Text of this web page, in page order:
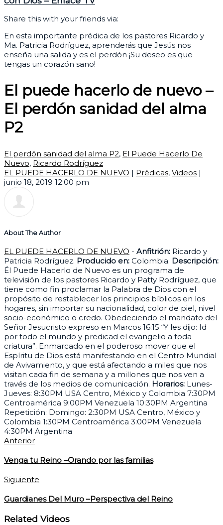
Share this with your friends via:
En esta importante prédica de los pastores Ricardo y
Ma. Patricia Rodríguez, aprenderás que Jesús nos
enseña una salida y es el perdón ¡Su deseo es que
tengas un corazón sano!
El puede hacerlo de nuevo –
El perdón sanidad del alma
P2
El perdón sanidad del alma P2, El Puede Hacerlo De
Nuevo, Ricardo Rodríguez
EL PUEDE HACERLO DE NUEVO | Prédicas, Videos |
junio 18, 2019 12:00 pm
About The Author
EL PUEDE HACERLO DE NUEVO - Anfitrión: Ricardo y
Patricia Rodríguez. Producido en: Colombia. Descripción:
Él Puede Hacerlo de Nuevo es un programa de
televisión de los pastores Ricardo y Patty Rodríguez, que
tiene como fin proclamar la Palabra de Dios con el
propósito de restablecer los principios bíblicos en los
hogares, sin importar su nacionalidad, color de piel, nivel
socio-económico o credo. Obedeciendo el mandato del
Señor Jesucristo expreso en Marcos 16:15 “Y les dijo: Id
por todo el mundo y predicad el evangelio a toda
criatura”. Enmarcado en el poderoso mover que el
Espíritu de Dios está manifestando en el Centro Mundial
de Avivamiento, y que está afectando a miles que nos
visitan cada fin de semana y a millones que nos ven a
través de los medios de comunicación. Horarios: Lunes-
Jueves: 8:30PM USA Centro, México y Colombia 7:30PM
Centroamérica 9:00PM Venezuela 10:30PM Argentina
Repetición: Domingo: 2:30PM USA Centro, México y
Colombia 1:30PM Centroamérica 3:00PM Venezuela
4:30PM Argentina
Anterior
Venga tu Reino –Orando por las familias
Siguiente
Guardianes Del Muro –Perspectiva del Reino
Related Videos